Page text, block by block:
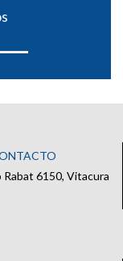
6150, Vitacura